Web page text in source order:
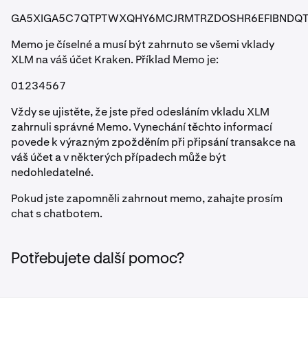
Memo je číselné a musí být zahrnuto se všemi vklady
XLM na váš účet Kraken. Příklad Memo je:
01234567
Vždy se ujistěte, že jste před odesláním vkladu XLM
zahrnuli správné Memo. Vynechání těchto informací
povede k výrazným zpožděním při připsání transakce na
váš účet a v některých případech může být
nedohledatelné.
Pokud jste zapomněli zahrnout memo, zahajte prosím
chat s chatbotem.
Potřebujete další pomoc?